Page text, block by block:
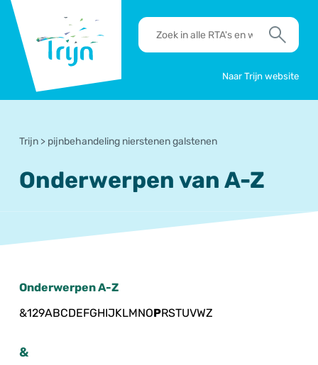
Trijn
RTA's
en
Zoek
Naar Trijn website
Trijn > pijnbehandeling nierstenen galstenen
Onderwerpen van A-Z
Onderwerpen A-Z
&129ABCDEFGHIJKLMNOPRSTUVWZ
&